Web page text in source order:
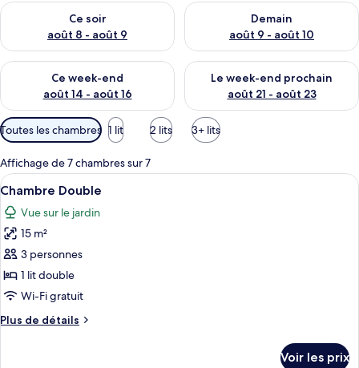
Ce soir
août 8 - août 9
Vérifier la disponibilité pour ce soir août 8 - août 9
Demain
août 9 - août 10
Vérifier la disponibilité pour
Ce week-end
août 14 - août 16
Vérifier la disponibilité pour ce week-end août 14 - août 16
Le week-end prochain
août 21 - août 23
Vérifier la disponibilité pour
Filtres
disponibles
pour
les
chambres
Toutes les chambres 1 lit 2 lits 3+ lits
Affichage de 7 chambres sur 7
Afficher
toutes
les
photos
pour
ce
type
chambre :
Une chambre d’hôtel avec un lit,
11
Chambre Double
Vue sur le jardin
15 m²
3 personnes
1 lit double
Wi-Fi gratuit
Plus de détails
Plus
Voir les prix